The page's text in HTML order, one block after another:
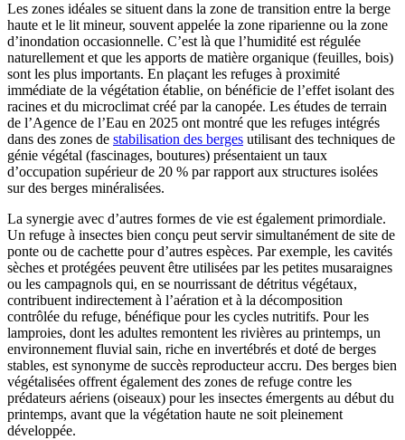
Les zones idéales se situent dans la zone de transition entre la berge
haute et le lit mineur, souvent appelée la zone riparienne ou la zone
d’inondation occasionnelle. C’est là que l’humidité est régulée
naturellement et que les apports de matière organique (feuilles, bois)
sont les plus importants. En plaçant les refuges à proximité
immédiate de la végétation établie, on bénéficie de l’effet isolant des
racines et du microclimat créé par la canopée. Les études de terrain
de l’Agence de l’Eau en 2025 ont montré que les refuges intégrés
dans des zones de stabilisation des berges utilisant des techniques de
génie végétal (fascinages, boutures) présentaient un taux
d’occupation supérieur de 20 % par rapport aux structures isolées
sur des berges minéralisées.
La synergie avec d’autres formes de vie est également primordiale.
Un refuge à insectes bien conçu peut servir simultanément de site de
ponte ou de cachette pour d’autres espèces. Par exemple, les cavités
sèches et protégées peuvent être utilisées par les petites musaraignes
ou les campagnols qui, en se nourrissant de détritus végétaux,
contribuent indirectement à l’aération et à la décomposition
contrôlée du refuge, bénéfique pour les cycles nutritifs. Pour les
lamproies, dont les adultes remontent les rivières au printemps, un
environnement fluvial sain, riche en invertébrés et doté de berges
stables, est synonyme de succès reproducteur accru. Des berges bien
végétalisées offrent également des zones de refuge contre les
prédateurs aériens (oiseaux) pour les insectes émergents au début du
printemps, avant que la végétation haute ne soit pleinement
développée.